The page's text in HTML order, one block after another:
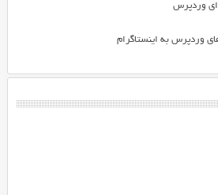
وردپرس
وردپرس به اینستاگرام